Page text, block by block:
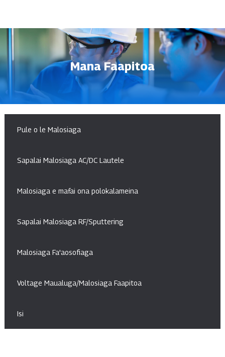
Mana Faapitoa
Pule o le Malosiaga
Sapalai Malosiaga AC/DC Lautele
Malosiaga e mafai ona polokalameina
Sapalai Malosiaga RF/Sputtering
Malosiaga Fa'aosofiaga
Voltage Maualuga/Malosiaga Faapitoa
Isi